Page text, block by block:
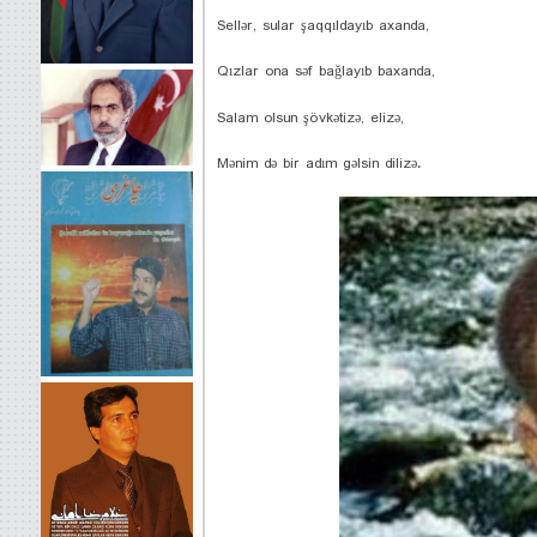
Sellər, sular şaqqıldayıb axanda,
Qızlar ona səf bağlayıb baxanda,
Salam olsun şövkətizə, elizə,
Mənim də bir adım gəlsin dilizə.